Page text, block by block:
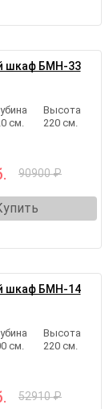
шкаф БМН-33
см.
Высота
220 см.
90900 ₽
шкаф БМН-14
см.
Высота
220 см.
52910 ₽